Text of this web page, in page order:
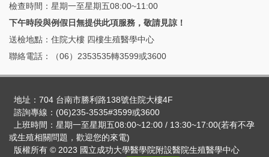
檢查時間：星期一至星期五08:00~11:00
下午時段與例假日無提供此項服務，敬請見諒！
送檢地點：住院大樓 四樓生殖醫學中心
聯絡電話：（06）2353535轉3599或3600
地址：704 台南市勝利路138號住院大樓4F
諮詢專線：(06)235-3535#3599或3600
上班時間：星期一至星期五08:00~12:00 / 13:30~17:00(若有不孕
或生殖相關問題，歡迎您的來電)
版權所有 © 2023 國立成功大學醫學院附設醫院生殖醫學中心